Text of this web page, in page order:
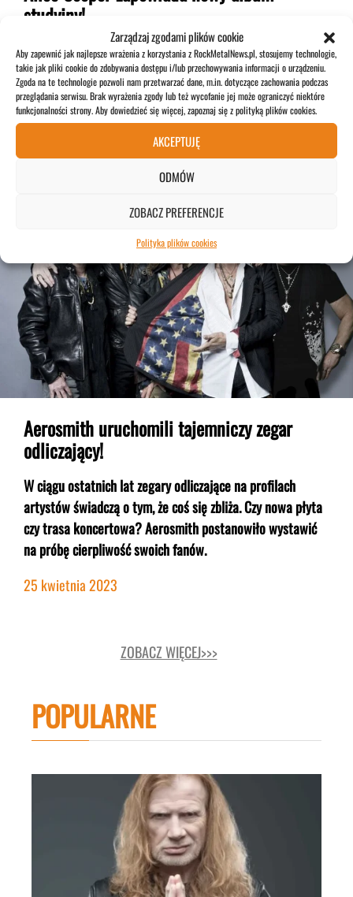
Zarządzaj zgodami plików cookie
Aby zapewnić jak najlepsze wrażenia z korzystania z RockMetalNews.pl, stosujemy technologie,
takie jak pliki cookie do zdobywania dostępu i/lub przechowywania informacji o urządzeniu.
Zgoda na te technologie pozwoli nam przetwarzać dane, m.in. dotyczące zachowania podczas
przeglądania serwisu. Brak wyrażenia zgody lub też wycofanie jej może ograniczyć niektóre
funkcjonalności strony. Aby dowiedzieć się więcej, zapoznaj się z polityką plików cookies.
AKCEPTUJĘ
ODMÓW
ZOBACZ PREFERENCJE
Polityka plików cookies
studyjny!
Alice Cooper to niekwestionowana legenda rocka.
Wokalista o charyzmatycznej aparycji nie zamierza spocząć
na laurach i chce dać fanom już niebawem nową muzykę.
26 kwietnia 2023
Aerosmith uruchomili tajemniczy zegar
odliczający!
W ciągu ostatnich lat zegary odliczające na profilach
artystów świadczą o tym, że coś się zbliża. Czy nowa płyta
czy trasa koncertowa? Aerosmith postanowiło wystawić
na próbę cierpliwość swoich fanów.
25 kwietnia 2023
ZOBACZ WIĘCEJ>>>
POPULARNE